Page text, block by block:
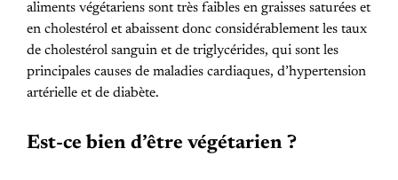
aliments végétariens sont très faibles en graisses saturées et
en cholestérol et abaissent donc considérablement les taux
de cholestérol sanguin et de triglycérides, qui sont les
principales causes de maladies cardiaques, d’hypertension
artérielle et de diabète.
Est-ce bien d’être végétarien ?